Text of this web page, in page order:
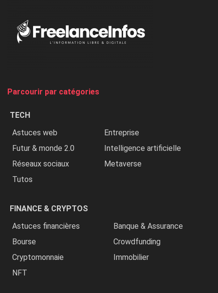
Nigeria,
Parcourir par catégories
TECH
Astuces web
Entreprise
Futur & monde 2.0
Intelligence artificielle
Réseaux sociaux
Metaverse
Tutos
FINANCE & CRYPTOS
Astuces financières
Banque & Assurance
Bourse
Crowdfunding
Cryptomonnaie
Immobilier
NFT